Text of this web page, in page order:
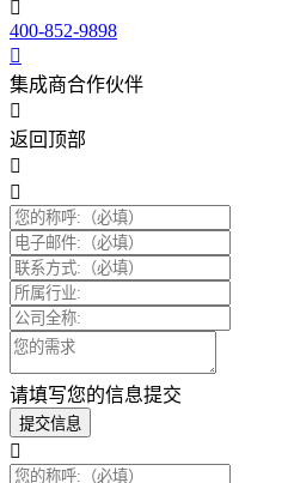
400-852-9898
集成商合作伙伴
返回顶部
请填写您的信息提交
提交信息